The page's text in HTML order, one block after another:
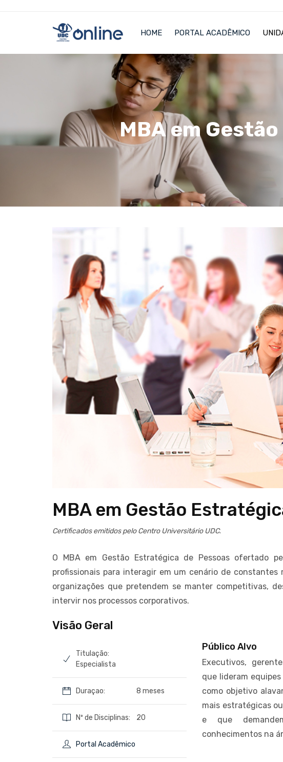
HOME PORTAL ACADÊMICO
MBA em
MBA em Gestão
Certificados emitidos pelo Centro Universitário UDC.
O MBA em Gestão Estratégica de Pessoas ofertado
profissionais para interagir em um cenário de
organizações que pretendem se manter competitivas,
intervir nos processos corporativos.
Visão Geral
Titulação:
Especialista
Duraçao: 8 meses
Nº de Disciplinas: 20
Portal Acadêmico
Público Alvo
Executivos,
que lideram
como objetivo
mais estratégicas
e que
conhecimentos na